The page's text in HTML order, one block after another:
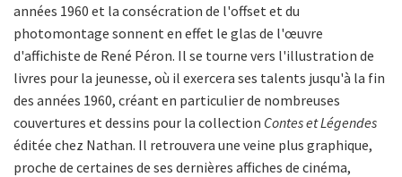
années 1960 et la consécration de l'offset et du
photomontage sonnent en effet le glas de l'œuvre
d'affichiste de René Péron. Il se tourne vers l'illustration de
livres pour la jeunesse, où il exercera ses talents jusqu'à la fin
des années 1960, créant en particulier de nombreuses
couvertures et dessins pour la collection Contes et Légendes
éditée chez Nathan. Il retrouvera une veine plus graphique,
proche de certaines de ses dernières affiches de cinéma,